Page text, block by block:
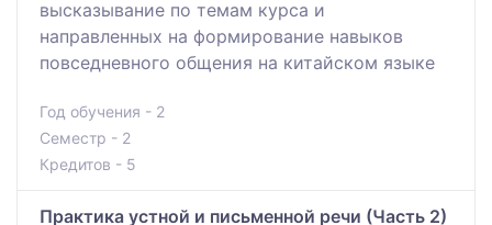
высказывание по темам курса и
направленных на формирование навыков
повседневного общения на китайском языке
Год обучения - 2
Семестр - 2
Кредитов - 5
Практика устной и письменной речи (Часть 2)